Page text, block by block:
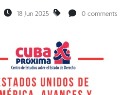
18 Jun 2025 0 comments